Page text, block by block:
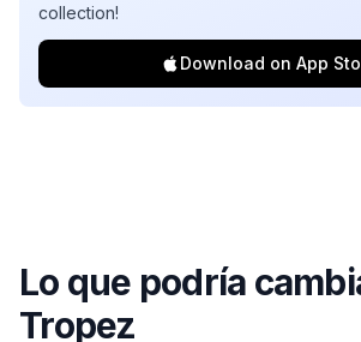
collection!
Download on App
Lo que podría
Tropez